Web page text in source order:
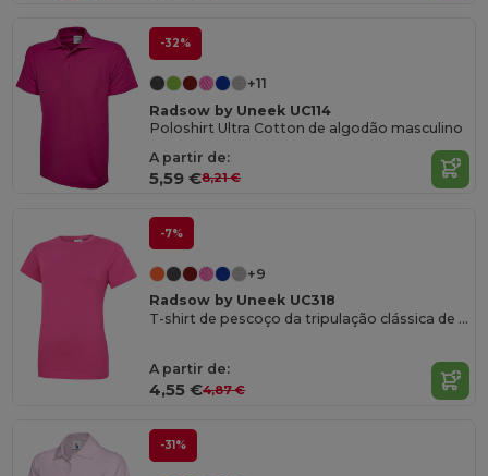
-32%
+11
Radsow by Uneek UC114
Poloshirt Ultra Cotton de algodão masculino
A partir de:
5,59 €8,21 €
-7%
+9
Radsow by Uneek UC318
T-shirt de pescoço da tripulação clássica de senhoras
A partir de:
4,55 €4,87 €
-31%